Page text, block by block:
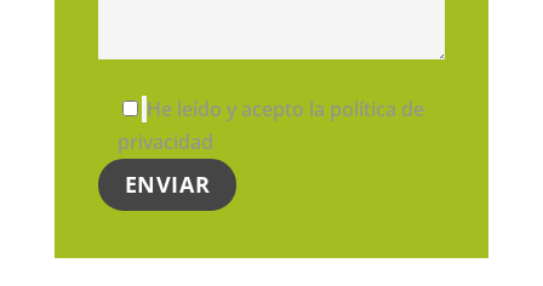
He leído y acepto la política de
privacidad